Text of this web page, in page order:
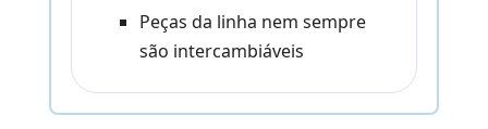
Peças da linha nem sempre
são intercambiáveis